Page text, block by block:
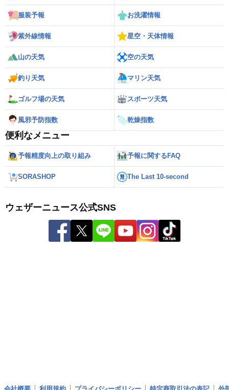
服装予報 お洗濯情報
紫外線情報 星空・天体情報
山の天気 空の天気
釣り天気 マリン天気
ゴルフ場の天気 スポーツ天気
風邪予防指数 乾燥指数
便利なメニュー
予報精度向上の取り組み 予報に関するFAQ
SORASHOP The Last 10-second
ウェザーニュース公式SNS